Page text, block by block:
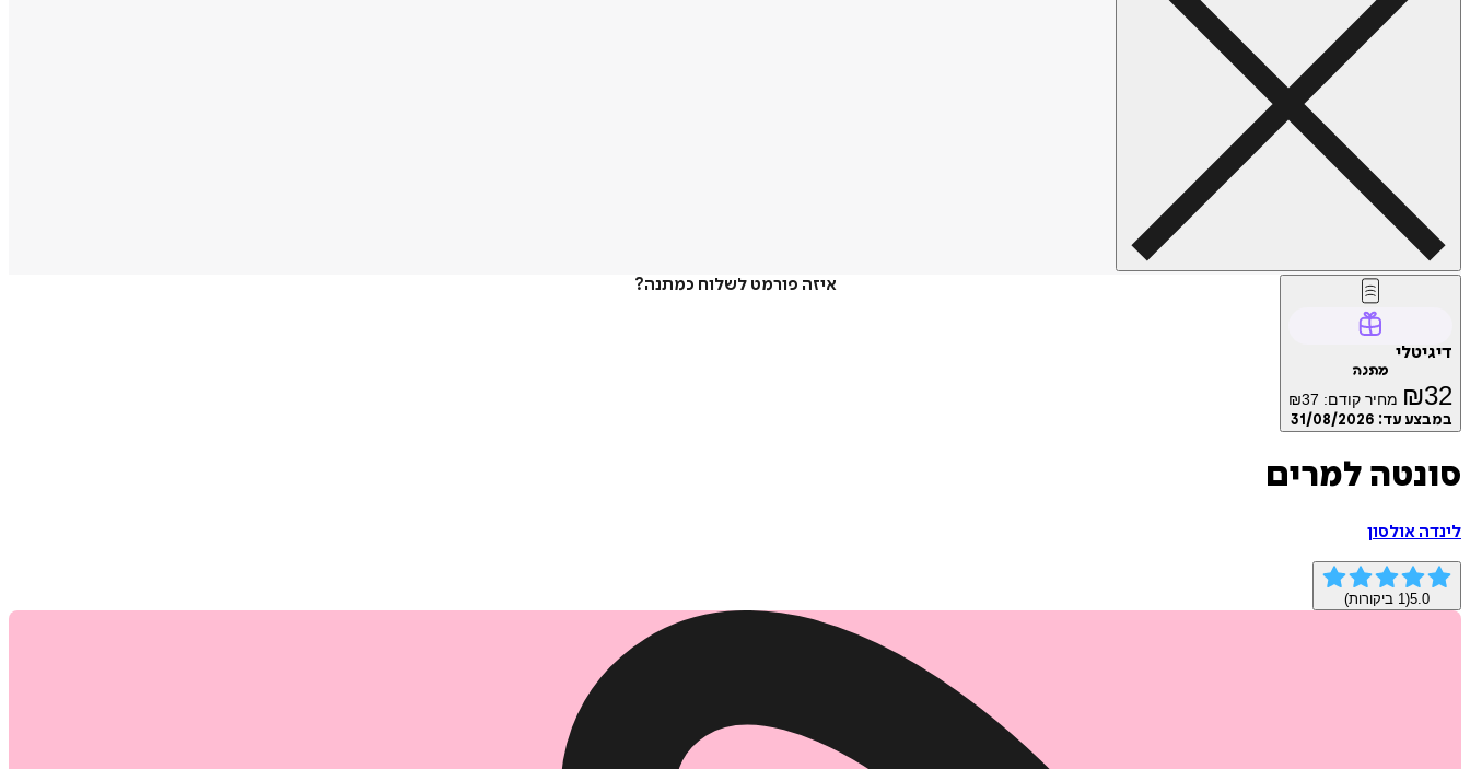
איזה פורמט לשלוח כמתנה?
דיגיטלי
מתנה
₪32 מחיר קודם: ₪37
במבצע עד: 31/08/2026
סונטה למרים
לינדה אולסון
5.0
(
1 ביקורות)